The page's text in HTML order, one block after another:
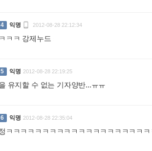
4 익명  2012-08-28 22:12:34
ㅋㅋ 강제누드
5 익명 2012-08-28 22:19:25
유지할 수 없는 기자양반...ㅠㅠ
6 익명 2012-08-28 22:35:04
ㅋㅋㅋㅋㅋㅋㅋㅋㅋㅋㅋㅋㅋㅋㅋㅋㅋㅋㅋ